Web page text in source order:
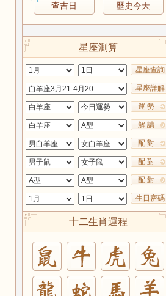
查吉日 歷史今天
星座測算
星座查詢
星座詳解
運 勢
解 讀
配 對
配 對
配 對
生日密碼
十二生肖運程